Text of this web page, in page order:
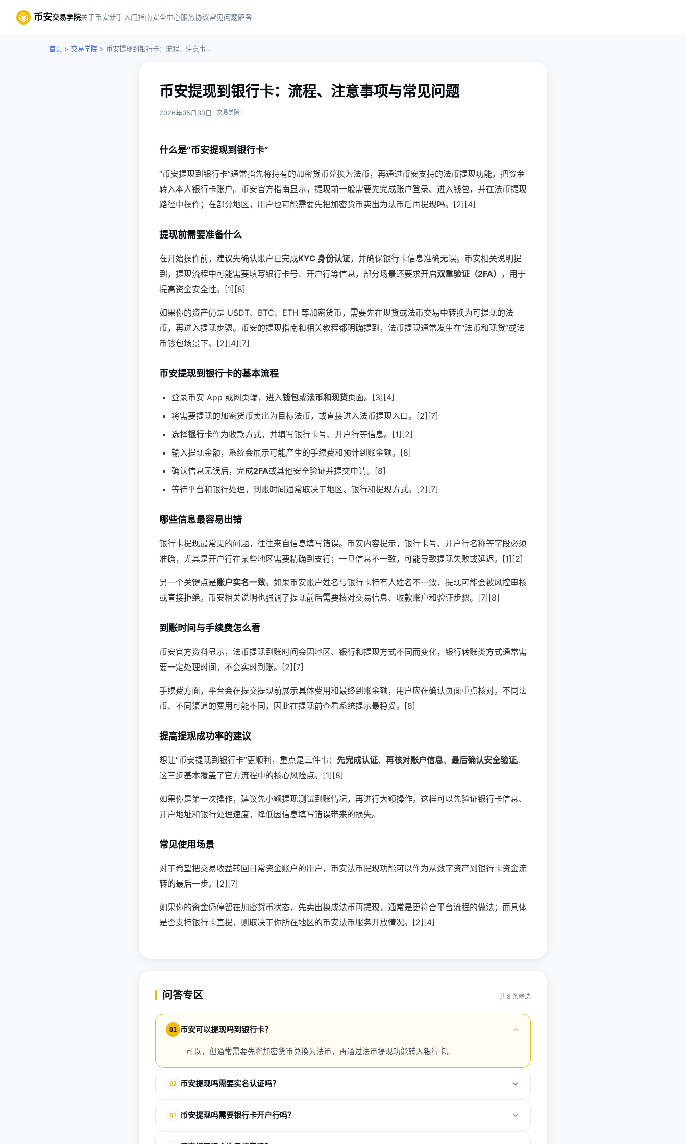
币安交易学院关于币安新手入门指南安全中心服务协议常见问题解答
首页 > 交易学院 > 币安提现到银行卡：流程、注意事...
币安提现到银行卡：流程、注意事项与常见问题
2026年05月30日 交易学院
什么是“币安提现到银行卡”
“币安提现到银行卡”通常指先将持有的加密货币兑换为法币，再通过币安支持的法币提现功能，把资金
转入本人银行卡账户。币安官方指南显示，提现前一般需要先完成账户登录、进入钱包，并在法币提现
路径中操作；在部分地区，用户也可能需要先把加密货币卖出为法币后再提现吗。[2][4]
提现前需要准备什么
在开始操作前，建议先确认账户已完成KYC 身份认证，并确保银行卡信息准确无误。币安相关说明提
到，提现流程中可能需要填写银行卡号、开户行等信息，部分场景还要求开启双重验证（2FA） ，用于
提高资金安全性。[1][8]
如果你的资产仍是 USDT、BTC、ETH 等加密货币，需要先在现货或法币交易中转换为可提现的法
币，再进入提现步骤。币安的提现指南和相关教程都明确提到，法币提现通常发生在“法币和现货”或法
币钱包场景下。[2][4][7]
币安提现到银行卡的基本流程
登录币安 App 或网页端，进入钱包或法币和现货页面。[3][4]
将需要提现的加密货币卖出为目标法币，或直接进入法币提现入口。[2][7]
选择银行卡作为收款方式，并填写银行卡号、开户行等信息。[1][2]
输入提现金额，系统会展示可能产生的手续费和预计到账金额。[8]
确认信息无误后，完成2FA或其他安全验证并提交申请。[8]
等待平台和银行处理，到账时间通常取决于地区、银行和提现方式。[2][7]
哪些信息最容易出错
银行卡提现最常见的问题，往往来自信息填写错误。币安内容提示，银行卡号、开户行名称等字段必须
准确，尤其是开户行在某些地区需要精确到支行；一旦信息不一致，可能导致提现失败或延迟。[1][2]
另一个关键点是账户实名一致。如果币安账户姓名与银行卡持有人姓名不一致，提现可能会被风控审核
或直接拒绝。币安相关说明也强调了提现前后需要核对交易信息、收款账户和验证步骤。[7][8]
到账时间与手续费怎么看
币安官方资料显示，法币提现到账时间会因地区、银行和提现方式不同而变化，银行转账类方式通常需
要一定处理时间，不会实时到账。[2][7]
手续费方面，平台会在提交提现前展示具体费用和最终到账金额，用户应在确认页面重点核对。不同法
币、不同渠道的费用可能不同，因此在提现前查看系统提示最稳妥。[8]
提高提现成功率的建议
想让“币安提现到银行卡”更顺利，重点是三件事： 先完成认证、 再核对账户信息、 最后确认安全验证。
这三步基本覆盖了官方流程中的核心风险点。[1][8]
如果你是第一次操作，建议先小额提现测试到账情况，再进行大额操作。这样可以先验证银行卡信息、
开户地址和银行处理速度，降低因信息填写错误带来的损失。
常见使用场景
对于希望把交易收益转回日常资金账户的用户，币安法币提现功能可以作为从数字资产到银行卡资金流
转的最后一步。[2][7]
如果你的资金仍停留在加密货币状态，先卖出换成法币再提现，通常是更符合平台流程的做法；而具体
是否支持银行卡直提，则取决于你所在地区的币安法币服务开放情况。[2][4]
问答专区 共 8 条精选
Q1 币安可以提现吗到银行卡？
可以，但通常需要先将加密货币兑换为法币，再通过法币提现功能转入银行卡。
Q2 币安提现吗需要实名认证吗？
Q3 币安提现吗需要银行卡开户行吗？